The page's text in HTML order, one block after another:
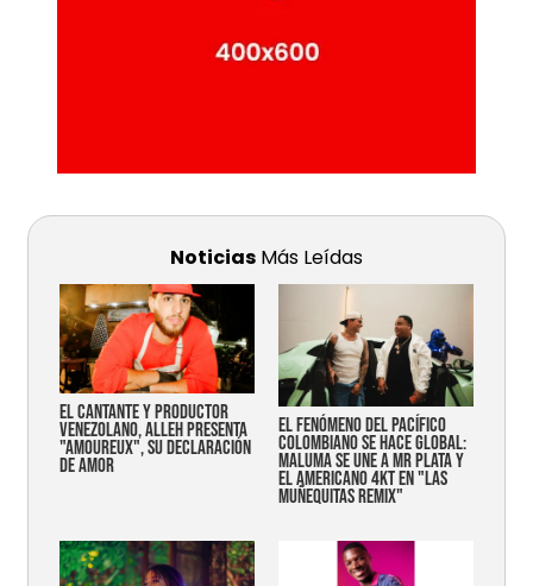
Noticias Más Leídas
EL CANTANTE Y PRODUCTOR
VENEZOLANO, ALLEH PRESENTA
"AMOUREUX", SU DECLARACIÓN
DE AMOR
EL FENÓMENO DEL PACÍFICO
COLOMBIANO SE HACE GLOBAL:
MALUMA SE UNE A MR PLATA Y
EL AMERICANO 4KT EN "LAS
MUÑEQUITAS REMIX"